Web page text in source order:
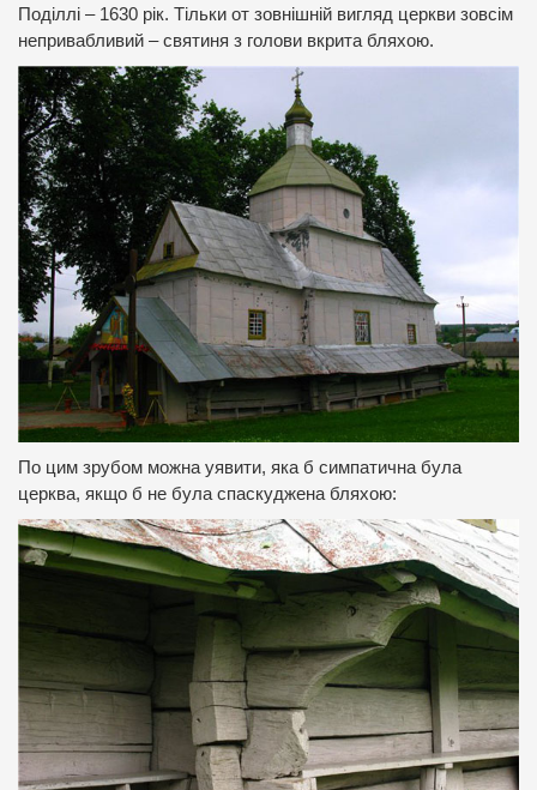
Поділлі – 1630 рік. Тільки от зовнішній вигляд церкви зовсім
непривабливий – святиня з голови вкрита бляхою.
По цим зрубом можна уявити, яка б симпатична була
церква, якщо б не була спаскуджена бляхою: